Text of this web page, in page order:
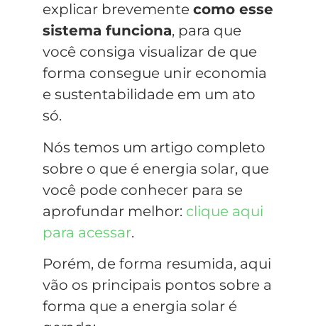
explicar brevemente como esse
sistema funciona, para que
você consiga visualizar de que
forma consegue unir economia
e sustentabilidade em um ato
só.
Nós temos um artigo completo
sobre o que é energia solar, que
você pode conhecer para se
aprofundar melhor: clique aqui
para acessar.
Porém, de forma resumida, aqui
vão os principais pontos sobre a
forma que a energia solar é